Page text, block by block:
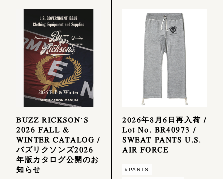
BUZZ RICKSON’S
2026 FALL &
WINTER CATALOG /
バズリクソンズ2026
年版カタログ公開のお
知らせ
2026年8月6日再入荷 /
Lot No. BR40973 /
SWEAT PANTS U.S.
AIR FORCE
#PANTS